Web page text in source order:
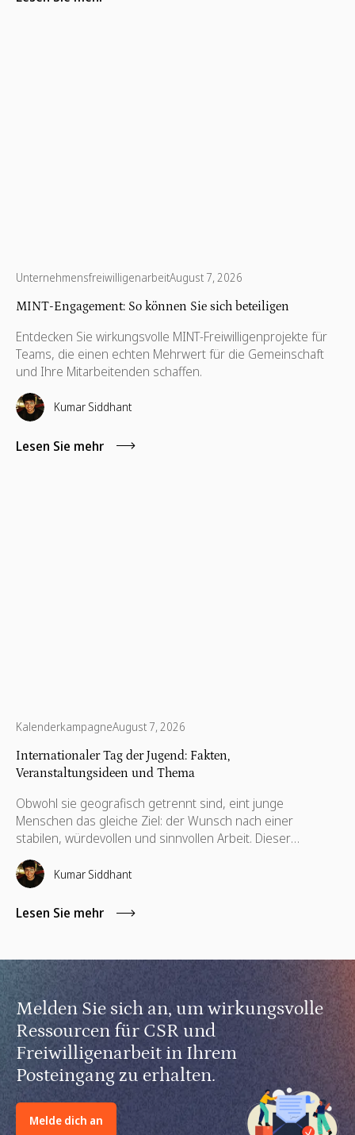
UnternehmensfreiwilligenarbeitAugust 7, 2026
MINT-Engagement: So können Sie sich beteiligen
Entdecken Sie wirkungsvolle MINT-Freiwilligenprojekte für
Teams, die einen echten Mehrwert für die Gemeinschaft
und Ihre Mitarbeitenden schaffen.
Kumar Siddhant
Lesen Sie mehr
KalenderkampagneAugust 7, 2026
Internationaler Tag der Jugend: Fakten,
Veranstaltungsideen und Thema
Obwohl sie geografisch getrennt sind, eint junge
Menschen das gleiche Ziel: der Wunsch nach einer
stabilen, würdevollen und sinnvollen Arbeit. Dieser
gemeinsame Antrieb steht am 12. August im Mittelpunkt
des unternehmerischen Dialogs. Der Internationale Tag
der Jugend (IYD) ist ein wichtiger jährlicher Meilenstein für
CSR- und Personalabteilungen, um zu bewerten, wie ihre
durch aktuelle globale Daten unterstrichen.
Kumar Siddhant
Lesen Sie mehr
Melden Sie sich an, um wirkungsvolle
Ressourcen für CSR und
Freiwilligenarbeit in Ihrem
Posteingang zu erhalten.
Melde dich an